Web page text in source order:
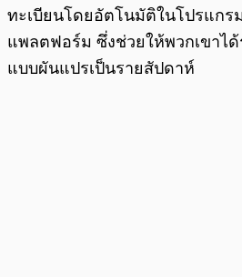
ทะเบียนโดยอัตโนมัติในโปรแกรม
แพลตฟอร์ม ซึ่งช่วยให้พวกเขาไ
แบบผันแปรเป็นรายสัปดาห์